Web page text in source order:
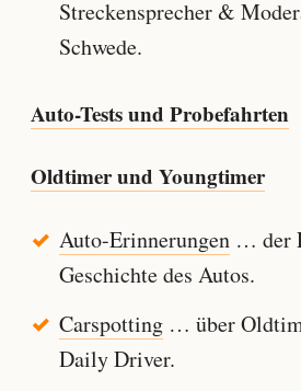
Streckensprecher &
Schwede.
Auto-Tests und Probefahrten
Oldtimer und Youngtimer
Auto-Erinnerungen… der
Geschichte des Autos.
Carspotting… über
Daily Driver.